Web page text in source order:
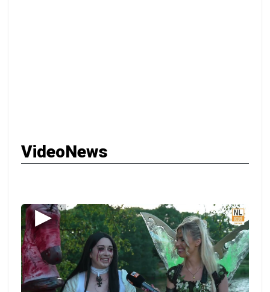
VideoNews
▶